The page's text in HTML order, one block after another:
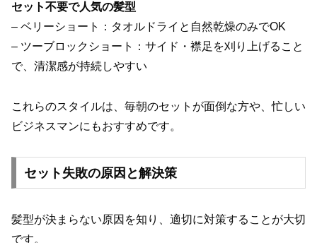
セット不要で人気の髪型
– ベリーショート：タオルドライと自然乾燥のみでOK
– ツーブロックショート：サイド・襟足を刈り上げること
で、清潔感が持続しやすい
これらのスタイルは、毎朝のセットが面倒な方や、忙しい
ビジネスマンにもおすすめです。
セット失敗の原因と解決策
髪型が決まらない原因を知り、適切に対策することが大切
です。